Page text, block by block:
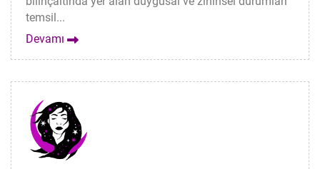
temsil...
Devamı